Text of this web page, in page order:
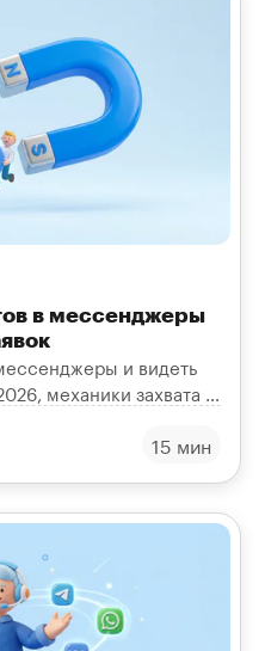
в мессенджеры
и видеть
механики захвата в
15 мин